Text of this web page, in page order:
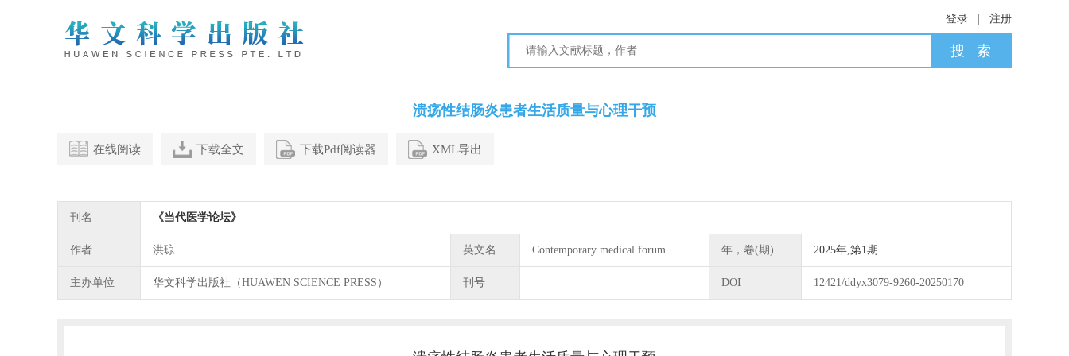
登录 注册
溃疡性结肠炎患者生活质量与心理干预
在线阅读 下载全文 下载Pdf阅读器 XML导出
刊名 《当代医学论坛》
作者 洪琼 英文名 Contemporary medical forum 年，卷(期) 2025年,第1期
主办单位 华文科学出版社（HUAWEN SCIENCE PRESS） 刊号 DOI 12421/ddyx3079-9260-20250170